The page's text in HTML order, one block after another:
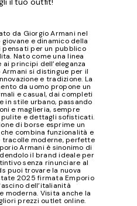
da Giorgio Armani nel
e dinamico della
pensati per un pubblico
Nato come una linea
principi dell’eleganza
si distingue per il
e tradizione. La
da uomo propone un
e casual, dai completi
in stile urbano, passando
e maglieria, sempre
e dettagli sofisticati.
di borse esprime un
combina funzionalità e
moderne, perfette
Armani è sinonimo di
il brand ideale per
senza rinunciare al
puoi trovare la nuova
2025 firmata Emporio
dell’italianità
moderna. Visita anche la
prezzi outlet online.